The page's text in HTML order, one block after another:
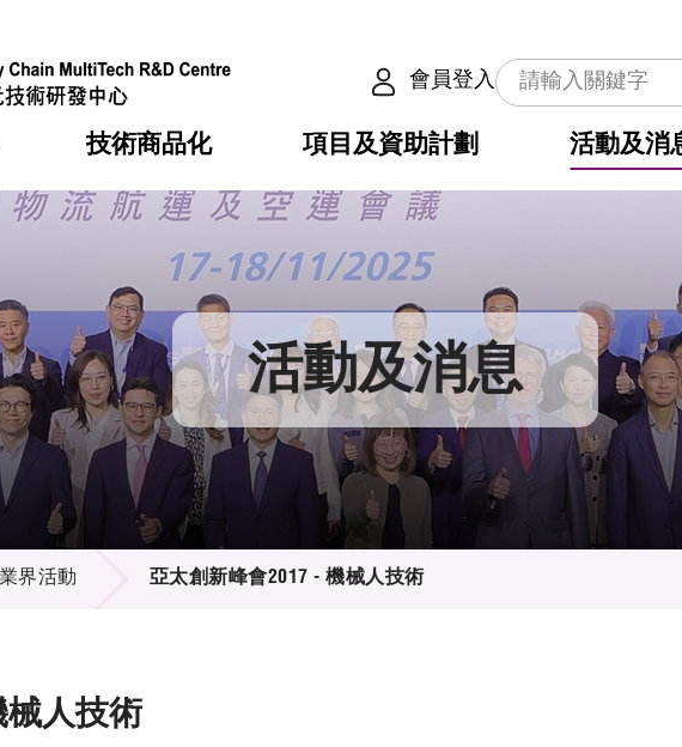
會員登入
機構簡介
組織架構
組織架構
董事局
研究顧問
招標通告
技術商品化
服務
可獲授權之技術
應用於公共服務之創新技術
重點項目
項目及資助計劃
合作計劃
資助計劃
資助計劃
稅務優惠
申請
評審
徵求研發項目計劃書
項目資料庫
活動及消
活動
獎項
新聞中心
媒體報導
新聞稿
資訊中心
多媒體
出版刊物
會籍及服務
會員列表
會員登入 活動及消息
業界活動 亞太創新峰會2017 - 機械人技術
人技術